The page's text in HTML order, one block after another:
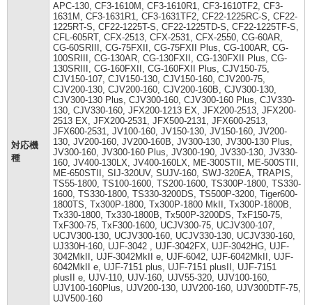
対応機
種
APC-130, CF3-1610M, CF3-1610R1, CF3-1610TF2, CF3-
1631M, CF3-1631R1, CF3-1631TF2, CF22-1225RC-S, CF22-
1225RT-S, CF22-1225T-S, CF22-1225TD-S, CF22-1225TF-S,
CFL-605RT, CFX-2513, CFX-2531, CFX-2550, CG-60AR,
CG-60SRIII, CG-75FXII, CG-75FXII Plus, CG-100AR, CG-
100SRIII, CG-130AR, CG-130FXII, CG-130FXII Plus, CG-
130SRIII, CG-160FXII, CG-160FXII Plus, CJV150-75,
CJV150-107, CJV150-130, CJV150-160, CJV200-75,
CJV200-130, CJV200-160, CJV200-160B, CJV300-130,
CJV300-130 Plus, CJV300-160, CJV300-160 Plus, CJV330-
130, CJV330-160, JFX200-1213 EX, JFX200-2513, JFX200-
2513 EX, JFX200-2531, JFX500-2131, JFX600-2513,
JFX600-2531, JV100-160, JV150-130, JV150-160, JV200-
130, JV200-160, JV200-160B, JV300-130, JV300-130 Plus,
JV300-160, JV300-160 Plus, JV300-190, JV330-130, JV330-
160, JV400-130LX, JV400-160LX, ME-300STII, ME-500STII,
ME-650STII, SIJ-320UV, SUJV-160, SWJ-320EA, TRAPIS,
TS55-1800, TS100-1600, TS200-1600, TS300P-1800, TS330-
1600, TS330-1800, TS330-3200DS, TS500P-3200, Tiger600-
1800TS, Tx300P-1800, Tx300P-1800 MkII, Tx300P-1800B,
Tx330-1800, Tx330-1800B, Tx500P-3200DS, TxF150-75,
TxF300-75, TxF300-1600, UCJV300-75, UCJV300-107,
UCJV300-130, UCJV300-160, UCJV330-130, UCJV330-160,
UJ330H-160, UJF-3042 , UJF-3042FX, UJF-3042HG, UJF-
3042MkII, UJF-3042MkII e, UJF-6042, UJF-6042MkII, UJF-
6042MkII e, UJF-7151 plus, UJF-7151 plusII, UJF-7151
plusII e, UJV-110, UJV-160, UJV55-320, UJV100-160,
UJV100-160Plus, UJV200-130, UJV200-160, UJV300DTF-75,
UJV500-160